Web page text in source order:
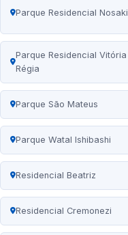
Parque Residencial Nosaki
Parque Residencial Vitória
Régia
Parque São Mateus
Parque Watal Ishibashi
Residencial Beatriz
Residencial Cremonezi